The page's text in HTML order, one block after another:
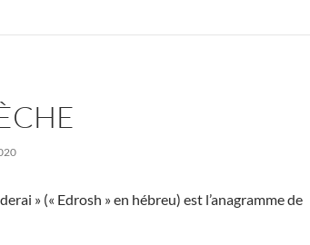
» (« Edrosh » en hébreu) est l’anagramme de